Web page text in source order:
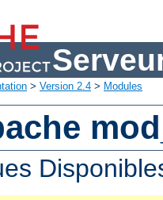
> Version 2.4 > Modules